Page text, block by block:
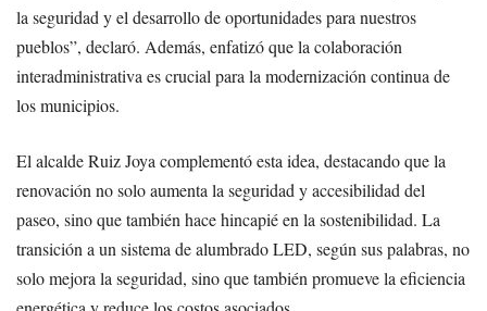
la seguridad y el desarrollo de oportunidades para nuestros
pueblos”, declaró. Además, enfatizó que la colaboración
interadministrativa es crucial para la modernización continua de
los municipios.
El alcalde Ruiz Joya complementó esta idea, destacando que la
renovación no solo aumenta la seguridad y accesibilidad del
paseo, sino que también hace hincapié en la sostenibilidad. La
transición a un sistema de alumbrado LED, según sus palabras, no
solo mejora la seguridad, sino que también promueve la eficiencia